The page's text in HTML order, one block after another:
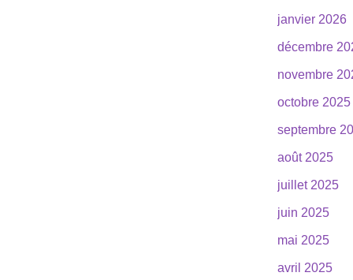
janvier 2026
décembre
novembre
octobre 2025
septembre
août 2025
juillet 2025
juin 2025
mai 2025
avril 2025